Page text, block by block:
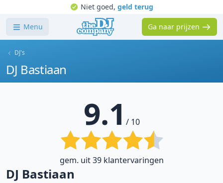
Niet goed, geld terug
Menu Ga naar prijzen
DJ's
DJ Bastiaan
9.1 / 10
gem. uit 39 klantervaringen
DJ Bastiaan